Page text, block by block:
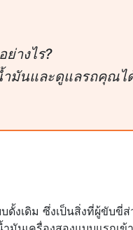
างไร?
มันและดูแลรถคุณไ
ดั้งเดิม ซึ่งเป็นสิ่งที่ผู้ขับขี่